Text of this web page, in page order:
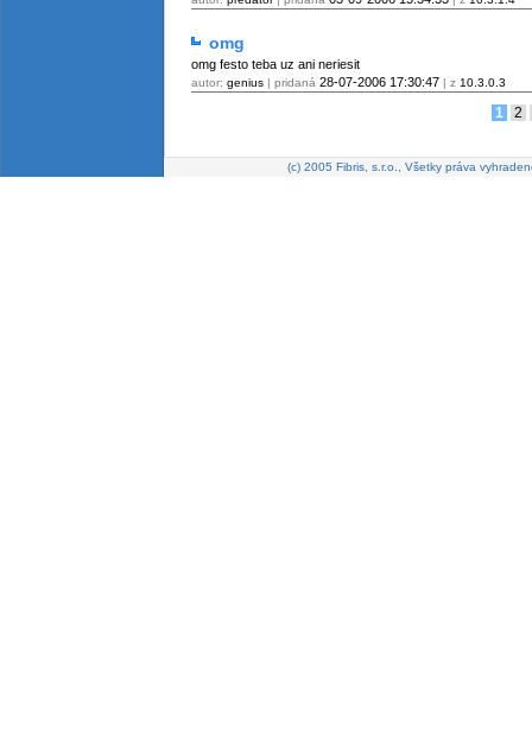
omg
omg festo teba uz ani neriesit
autor: genius | pridaná 28-07-2006 17:30:47 | z 10.3.0.3
1 2
(c) 2005 Fibris, s.r.o., Všetky práva